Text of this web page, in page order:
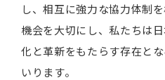
し、相互に強力な協力体制
機会を大切にし、私たちは
化と革新をもたらす存在と
いります。